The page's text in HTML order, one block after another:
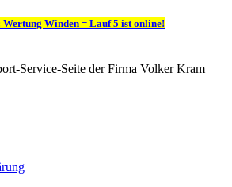
Winden = Lauf 5 ist online!
Service-Seite der Firma Volker Kram